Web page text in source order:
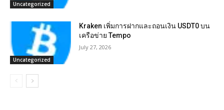
Uncategorized
Uncategorized
Kraken เพิ่มการฝากและถอนเงิน USDT0 บน
เครือข่าย Tempo
July 27, 2026